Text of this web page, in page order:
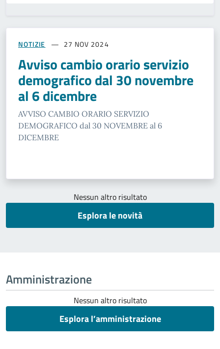
NOTIZIE 27 NOV 2024
Avviso cambio orario servizio
demografico dal 30 novembre
al 6 dicembre
AVVISO CAMBIO ORARIO SERVIZIO
DEMOGRAFICO dal 30 NOVEMBRE al 6
DICEMBRE
Nessun altro risultato
Esplora le novità
Amministrazione
Nessun altro risultato
Esplora l’amministrazione